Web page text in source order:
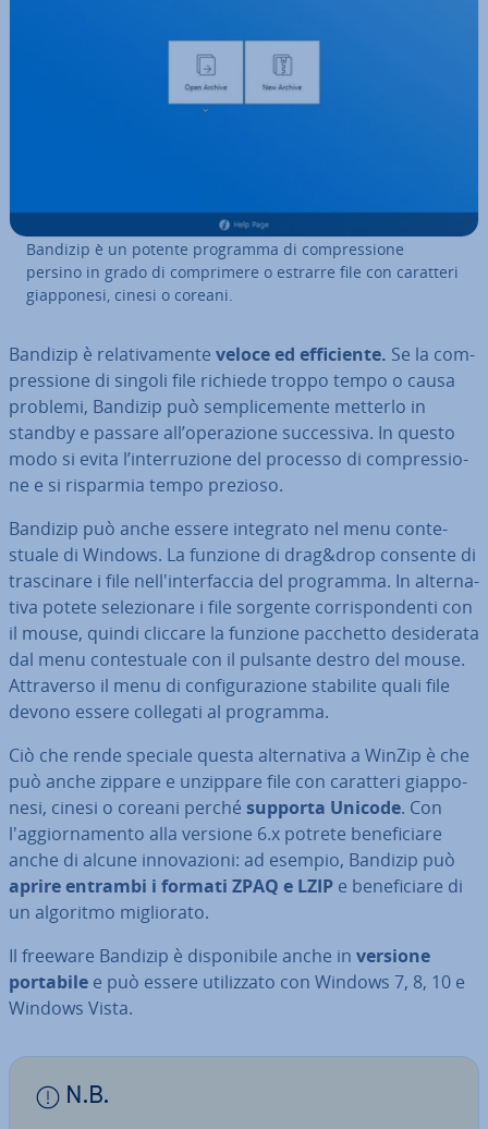
Bandizip è un potente programma di com­pres­sio­ne
persino in grado di com­pri­me­re o estrarre file con caratteri
giap­po­ne­si, cinesi o coreani.
Bandizip è re­la­ti­va­men­te veloce ed ef­fi­cien­te. Se la com­
pres­sio­ne di singoli file richiede troppo tempo o causa
problemi, Bandizip può sem­pli­ce­men­te metterlo in
standby e passare all’ope­ra­zio­ne suc­ces­si­va. In questo
modo si evita l’in­ter­ru­zio­ne del processo di com­pres­sio­
ne e si risparmia tempo prezioso.
Bandizip può anche essere integrato nel menu con­te­
stua­le di Windows. La funzione di drag&drop consente di
tra­sci­na­re i file nel­l'in­ter­fac­cia del programma. In al­ter­na­
ti­va potete se­le­zio­na­re i file sorgente cor­ri­spon­den­ti con
il mouse, quindi cliccare la funzione pacchetto de­si­de­ra­ta
dal menu con­te­stua­le con il pulsante destro del mouse.
At­tra­ver­so il menu di con­fi­gu­ra­zio­ne stabilite quali file
devono essere collegati al programma.
Ciò che rende speciale questa al­ter­na­ti­va a WinZip è che
può anche zippare e unzippare file con caratteri giap­po­
ne­si, cinesi o coreani perché supporta Unicode. Con
l'ag­gior­na­men­to alla versione 6.x potrete be­ne­fi­cia­re
anche di alcune in­no­va­zio­ni: ad esempio, Bandizip può
aprire entrambi i formati ZPAQ e LZIP e be­ne­fi­cia­re di
un algoritmo mi­glio­ra­to.
Il freeware Bandizip è di­spo­ni­bi­le anche in versione
portabile e può essere uti­liz­za­to con Windows 7, 8, 10 e
Windows Vista.
N.B.